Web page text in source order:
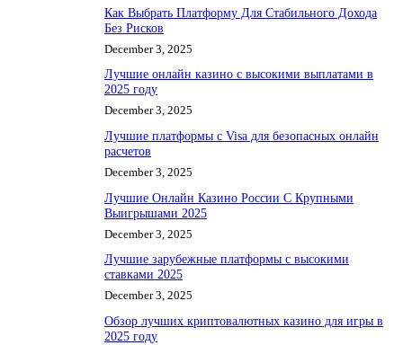
Как Выбрать Платформу Для Стабильного Дохода
Без Рисков
December 3, 2025
Лучшие онлайн казино с высокими выплатами в
2025 году
December 3, 2025
Лучшие платформы с Visa для безопасных онлайн
расчетов
December 3, 2025
Лучшие Онлайн Казино России С Крупными
Выигрышами 2025
December 3, 2025
Лучшие зарубежные платформы с высокими
ставками 2025
December 3, 2025
Обзор лучших криптовалютных казино для игры в
2025 году